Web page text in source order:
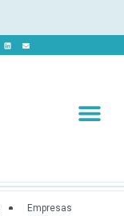
Empresas